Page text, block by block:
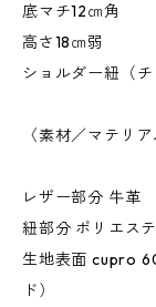
底マチ12㎝角
高さ18㎝弱
ショルダー紐（
〈素材／マテリア
レザー部分 牛革
紐部分 ポリエス
生地表面 cupro
ド）